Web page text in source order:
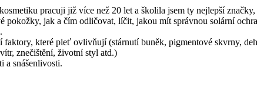
pracuji již více než 20 let a školila jsem ty nejlepší
pokožky, jak a čím odličovat, líčit, jakou mít správnou solární
které pleť ovlivňují (stárnutí buněk, pigmentové skvrny,
znečištění, životní styl atd.)
a snášenlivosti.